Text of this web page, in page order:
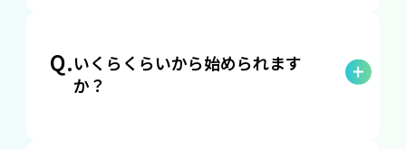
なサポートをしっかりと提供しますので、
安心してスタートできます。
Q.いくらくらいから始められます
か？